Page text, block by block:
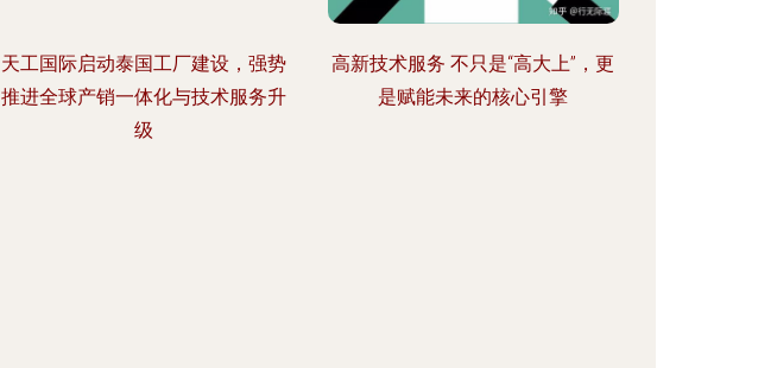
天工国际启动泰国工厂建设，强势
推进全球产销一体化与技术服务升
级
高新技术服务 不只是“高大上”，更
是赋能未来的核心引擎